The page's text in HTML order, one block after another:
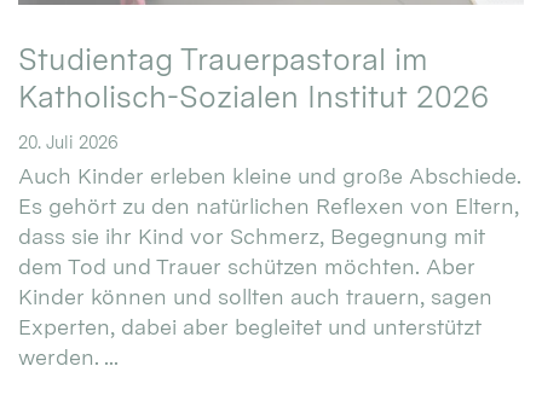
Studientag Trauerpastoral im
Katholisch-Sozialen Institut 2026
20. Juli 2026
Auch Kinder erleben kleine und große Abschiede.
Es gehört zu den natürlichen Reflexen von Eltern,
dass sie ihr Kind vor Schmerz, Begegnung mit
dem Tod und Trauer schützen möchten. Aber
Kinder können und sollten auch trauern, sagen
Experten, dabei aber begleitet und unterstützt
werden. ...